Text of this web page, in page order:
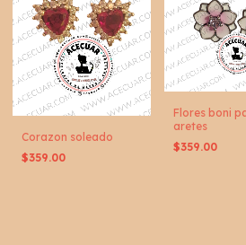
Corazon soleado
$359.00
Flores boni
aretes
$359.00